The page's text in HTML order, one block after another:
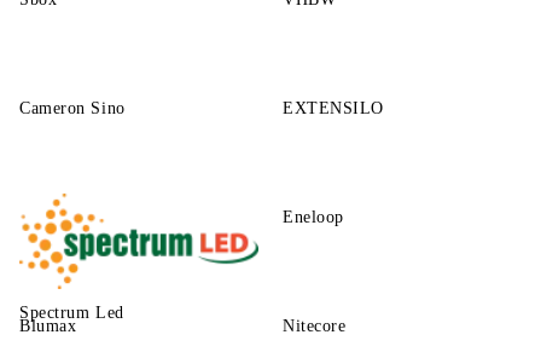
Cameron Sino EXTENSILO
Spectrum Led
Eneloop
Blumax Nitecore